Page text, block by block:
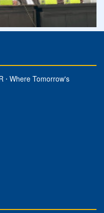
⋅ Where Tomorrow's